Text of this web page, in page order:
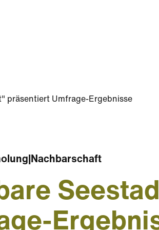
präsentiert Umfrage-Ergebnisse
Nachbarschaft